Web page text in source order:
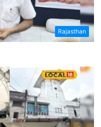
Rajasthan